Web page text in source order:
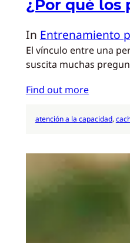
¿Por qué los
In Entrenamiento
El vínculo entre una
suscita muchas
Find out more
atención a la capacidad,